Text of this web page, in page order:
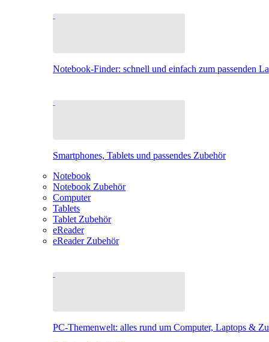
Notebook-Finder: schnell und einfach zum passenden
Smartphones, Tablets und passendes Zubehör
Notebook
Notebook Zubehör
Computer
Tablets
Tablet Zubehör
eReader
eReader Zubehör
PC-Themenwelt: alles rund um Computer, Laptops &